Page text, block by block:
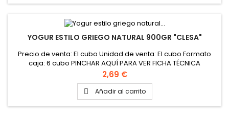
YOGUR ESTILO GRIEGO NATURAL 900GR "CLESA"
Precio de venta: El cubo Unidad de venta: El cubo Formato
caja: 6 cubo PINCHAR AQUÍ PARA VER FICHA TÉCNICA
Precio
2,69 €
 Añadir al carrito